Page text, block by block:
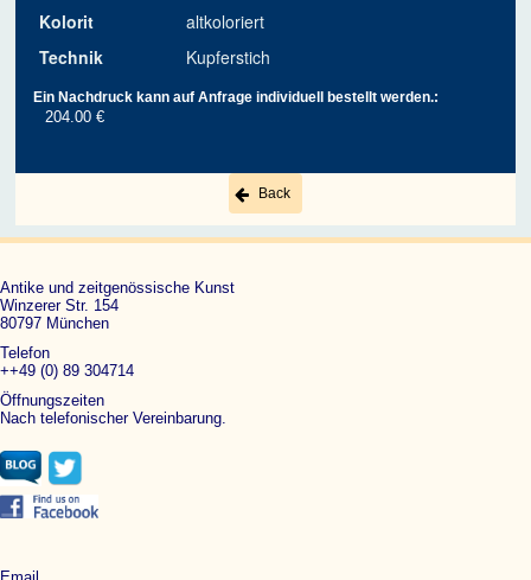
Kolorit
altkoloriert
Technik
Kupferstich
Ein Nachdruck kann auf Anfrage individuell bestellt werden.:
204.00 €
Back
Antike und zeitgenössische Kunst
Winzerer Str. 154
80797 München
Telefon
++49 (0) 89 304714
Öffnungszeiten
Nach telefonischer Vereinbarung.